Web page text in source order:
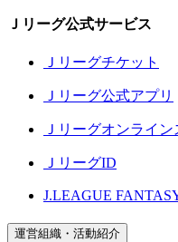
Ｊリーグ公式サービス
Ｊリーグチケット
Ｊリーグ公式アプリ
Ｊリーグオンライン
ＪリーグID
J.LEAGUE
運営組織・活動紹介